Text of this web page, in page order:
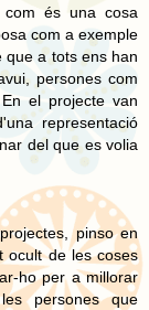
és una cosa
com a exemple
que a tots ens han
persones com
el projecte van
representació
del que es volia
pinso en
ocult de les coses
ho per a millorar
persones que